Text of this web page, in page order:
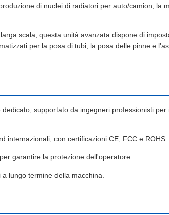
di nuclei di radiatori per auto/camion, la
scala, questa unità avanzata dispone di
per la posa di tubi, la posa delle pinne e
supportato da ingegneri professionisti per
internazionali, con certificazioni CE, FCC e ROHS.
garantire la protezione dell'operatore.
lungo termine della macchina.